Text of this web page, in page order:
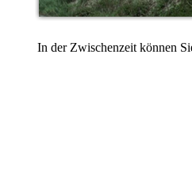
In der Zwischenzeit können